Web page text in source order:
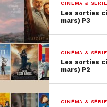
CINÉMA &
Les sorties
mars) P3
CINÉMA &
Les sorties
mars) P2
CINÉMA &